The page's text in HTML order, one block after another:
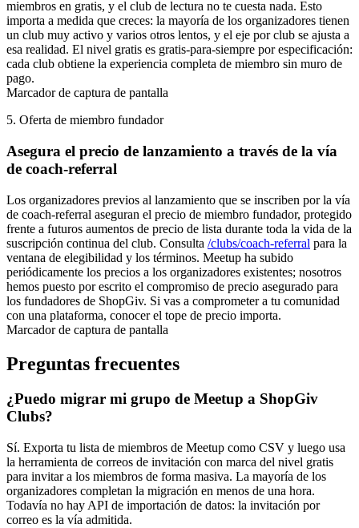
miembros en gratis, y el club de lectura no te cuesta nada. Esto
importa a medida que creces: la mayoría de los organizadores tienen
un club muy activo y varios otros lentos, y el eje por club se ajusta a
esa realidad. El nivel gratis es gratis-para-siempre por especificación:
cada club obtiene la experiencia completa de miembro sin muro de
pago.
Marcador de captura de pantalla
5. Oferta de miembro fundador
Asegura el precio de lanzamiento a través de la vía
de coach-referral
Los organizadores previos al lanzamiento que se inscriben por la vía
de coach-referral aseguran el precio de miembro fundador, protegido
frente a futuros aumentos de precio de lista durante toda la vida de la
suscripción continua del club. Consulta /clubs/coach-referral para la
ventana de elegibilidad y los términos. Meetup ha subido
periódicamente los precios a los organizadores existentes; nosotros
hemos puesto por escrito el compromiso de precio asegurado para
los fundadores de ShopGiv. Si vas a comprometer a tu comunidad
con una plataforma, conocer el tope de precio importa.
Marcador de captura de pantalla
Preguntas frecuentes
¿Puedo migrar mi grupo de Meetup a ShopGiv
Clubs?
Sí. Exporta tu lista de miembros de Meetup como CSV y luego usa
la herramienta de correos de invitación con marca del nivel gratis
para invitar a los miembros de forma masiva. La mayoría de los
organizadores completan la migración en menos de una hora.
Todavía no hay API de importación de datos: la invitación por
correo es la vía admitida.